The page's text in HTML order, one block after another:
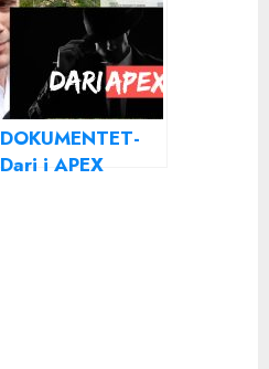
DOKUMENTET-
Dari i APEX